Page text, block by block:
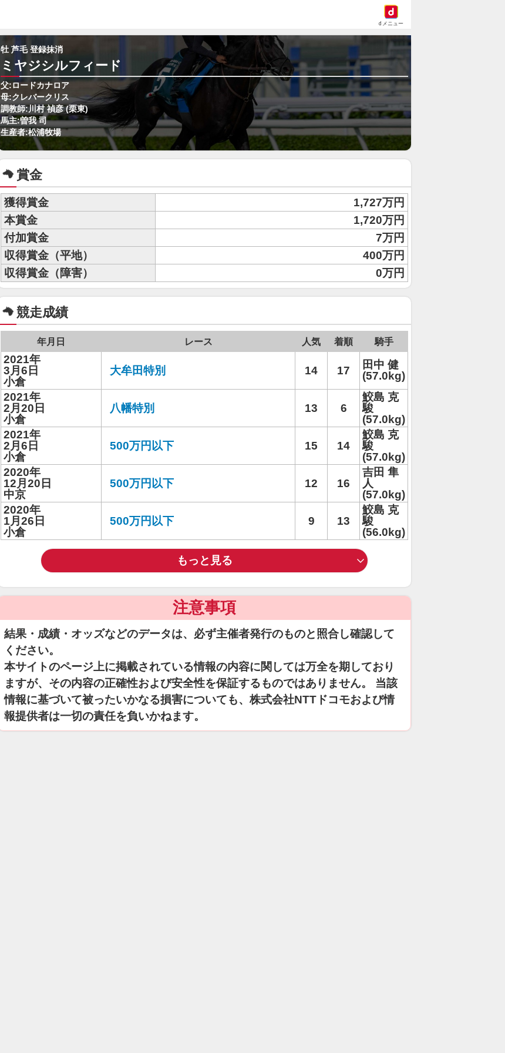
dメニュー
牡 芦毛 登録抹消
ミヤジシルフィード
父:ロードカナロア
母:クレバークリス
調教師:川村 禎彦 (栗東)
馬主:曽我 司
生産者:松浦牧場
賞金
獲得賞金
1,727万円
本賞金
1,720万円
付加賞金
7万円
収得賞金（平地）
400万円
収得賞金（障害）
0万円
競走成績
年月日 レース 人気 着順 騎手
2021年
3月6日
小倉
大牟田特別 14 17
田中 健
(57.0kg)
2021年
2月20日
小倉
八幡特別 13 6
鮫島 克
駿
(57.0kg)
2021年
2月6日
小倉
500万円以下 15 14
鮫島 克
駿
(57.0kg)
2020年
12月20日
中京
500万円以下 12 16
吉田 隼
人
(57.0kg)
2020年
1月26日
小倉
500万円以下 9 13
鮫島 克
駿
(56.0kg)
もっと見る
注意事項
結果・成績・オッズなどのデータは、必ず主催者発行のものと照合し確認して
ください。
本サイトのページ上に掲載されている情報の内容に関しては万全を期しており
ますが、その内容の正確性および安全性を保証するものではありません。 当該
情報に基づいて被ったいかなる損害についても、株式会社NTTドコモおよび情
報提供者は一切の責任を負いかねます。